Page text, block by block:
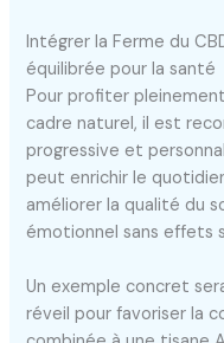
Intégrer la Ferme du
équilibrée pour la santé
Pour profiter
cadre naturel, il est
progressive et
peut enrichir le
améliorer la qualité du
émotionnel sans effets
Un exemple concret
réveil pour favoriser la